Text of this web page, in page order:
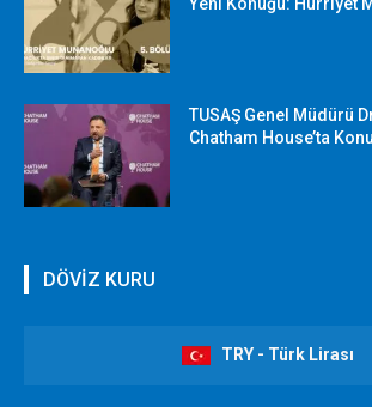
Yeni Konuğu: Hürriyet
TUSAŞ Genel Müdürü
Chatham House’ta
DÖVİZ KURU
TRY - Türk Lirası